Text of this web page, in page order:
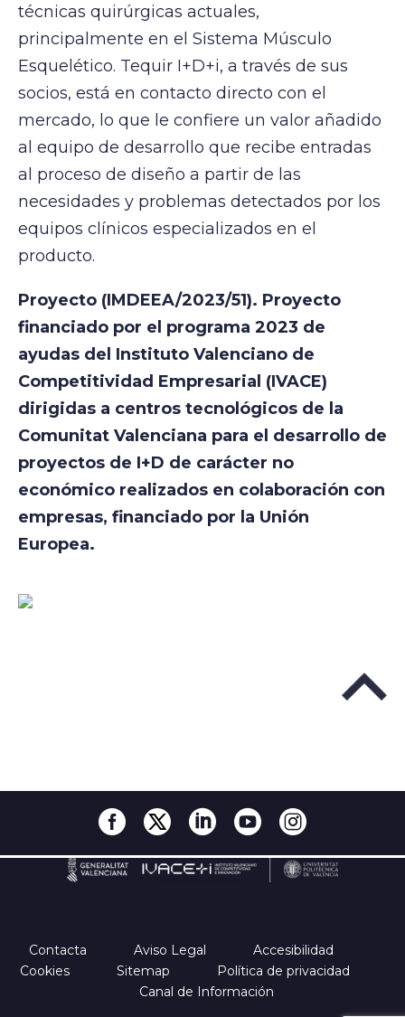
técnicas quirúrgicas actuales,
principalmente en el Sistema Músculo
Esquelético. Tequir I+D+i, a través de sus
socios, está en contacto directo con el
mercado, lo que le confiere un valor añadido
al equipo de desarrollo que recibe entradas
al proceso de diseño a partir de las
necesidades y problemas detectados por los
equipos clínicos especializados en el
producto.
Proyecto (IMDEEA/2023/51). Proyecto
financiado por el programa 2023 de
ayudas del Instituto Valenciano de
Competitividad Empresarial (IVACE)
dirigidas a centros tecnológicos de la
Comunitat Valenciana para el desarrollo de
proyectos de I+D de carácter no
económico realizados en colaboración con
empresas, financiado por la Unión
Europea.
Contacta Aviso Legal
Accesibilidad
Cookies
Sitemap
Política de privacidad
Canal de Información